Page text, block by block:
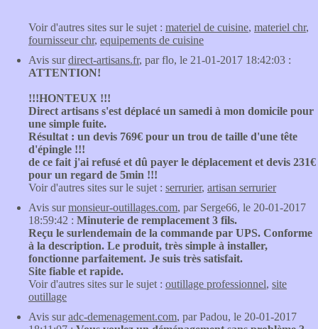
Voir d'autres sites sur le sujet : materiel de cuisine, materiel chr,
fournisseur chr, equipements de cuisine
Avis surdirect-artisans.fr, par flo, le 21-01-2017 18:42:03 :
ATTENTION!
!!!HONTEUX !!!
Direct artisans s'est déplacé un samedi à mon domicile pour
une simple fuite.
Résultat : un devis 769€ pour un trou de taille d'une tête
d'épingle !!!
de ce fait j'ai refusé et dû payer le déplacement et devis 231€
pour un regard de 5min !!!
Voir d'autres sites sur le sujet : serrurier, artisan serrurier
Avis surmonsieur-outillages.com, par Serge66, le 20-01-2017
18:59:42 : Minuterie de remplacement 3 fils.
Reçu le surlendemain de la commande par UPS. Conforme
à la description. Le produit, très simple à installer,
fonctionne parfaitement. Je suis très satisfait.
Site fiable et rapide.
Voir d'autres sites sur le sujet : outillage professionnel, site
outillage
Avis suradc-demenagement.com, par Padou, le 20-01-2017